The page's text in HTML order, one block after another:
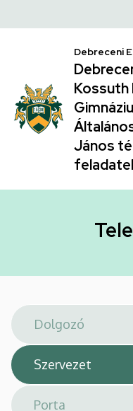
|
Debreceni
Egyetem
Kossuth
Lajos
Gyakorló
Általános
Arany
János
téri
hely
a
Debreceni
Kossuth
János